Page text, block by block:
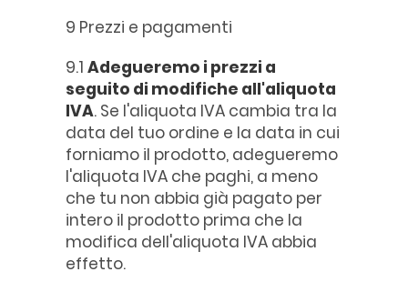
9 Prezzi e pagamenti
9.1 Adegueremo i prezzi a
seguito di modifiche all'aliquota
IVA. Se l'aliquota IVA cambia tra la
data del tuo ordine e la data in cui
forniamo il prodotto, adegueremo
l'aliquota IVA che paghi, a meno
che tu non abbia già pagato per
intero il prodotto prima che la
modifica dell'aliquota IVA abbia
effetto.